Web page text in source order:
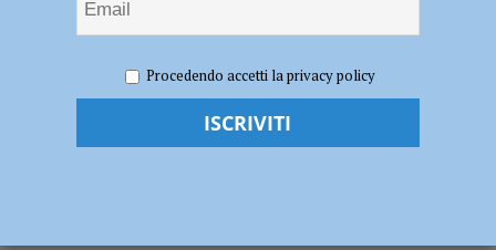
fiducia della cosca Grande Aracri, arrestato latitante albanese
Uomo di fiducia della cosca Grande
Procedendo accetti la privacy policy